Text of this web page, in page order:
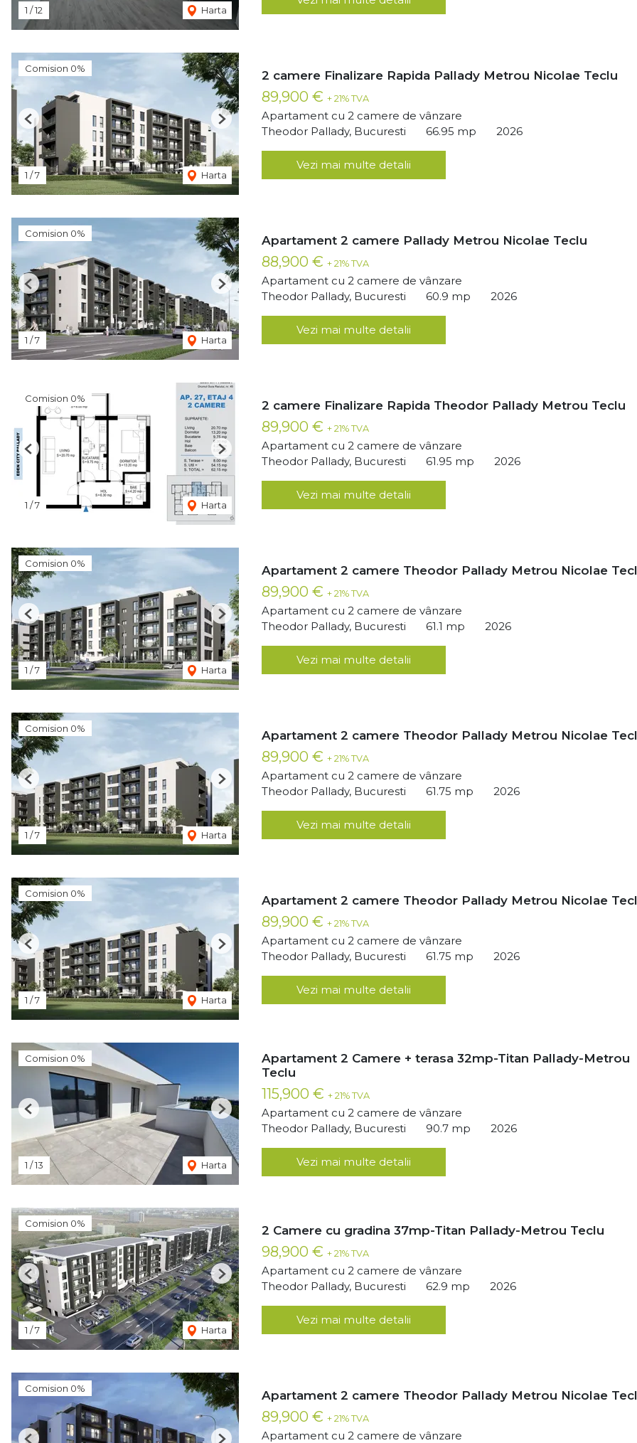
1 /12 Harta
Comision 0%
1 /7 Harta
Previous Next
2 camere Finalizare Rapida Pallady Metrou Nicolae Teclu
89,900 € + 21% TVA
Apartament cu 2 camere de vânzare
Theodor Pallady, Bucuresti
66.95 mp 2026
Vezi mai multe detalii
Comision 0%
1 /7 Harta
Previous Next
Apartament 2 camere Pallady Metrou Nicolae Teclu
88,900 € + 21% TVA
Apartament cu 2 camere de vânzare
Theodor Pallady, Bucuresti
60.9 mp 2026
Vezi mai multe detalii
Comision 0%
1 /7 Harta
Previous Next
2 camere Finalizare Rapida Theodor Pallady Metrou Teclu
89,900 € + 21% TVA
Apartament cu 2 camere de vânzare
Theodor Pallady, Bucuresti
61.95 mp 2026
Vezi mai multe detalii
Comision 0%
1 /7 Harta
Previous Next
Apartament 2 camere Theodor Pallady Metrou Nicolae
89,900 € + 21% TVA
Apartament cu 2 camere de vânzare
Theodor Pallady, Bucuresti
61.1 mp 2026
Vezi mai multe detalii
Comision 0%
1 /7 Harta
Previous Next
Apartament 2 camere Theodor Pallady Metrou Nicolae
89,900 € + 21% TVA
Apartament cu 2 camere de vânzare
Theodor Pallady, Bucuresti
61.75 mp 2026
Vezi mai multe detalii
Comision 0%
1 /7 Harta
Previous Next
Apartament 2 camere Theodor Pallady Metrou Nicolae
89,900 € + 21% TVA
Apartament cu 2 camere de vânzare
Theodor Pallady, Bucuresti
61.75 mp 2026
Vezi mai multe detalii
Comision 0%
1 /13 Harta
Previous Next
Apartament 2 Camere + terasa 32mp-Titan Pallady-Metrou
Teclu
115,900 € + 21% TVA
Apartament cu 2 camere de vânzare
Theodor Pallady, Bucuresti
90.7 mp 2026
Vezi mai multe detalii
Comision 0%
1 /7 Harta
Previous Next
2 Camere cu gradina 37mp-Titan Pallady-Metrou Teclu
98,900 € + 21% TVA
Apartament cu 2 camere de vânzare
Theodor Pallady, Bucuresti
62.9 mp 2026
Vezi mai multe detalii
Comision 0%
Apartament 2 camere Theodor Pallady Metrou Nicolae
89,900 € + 21% TVA
Apartament cu 2 camere de vânzare